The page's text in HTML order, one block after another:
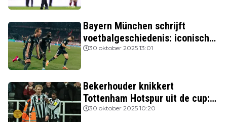
Bayern München schrijft
voetbalgeschiedenis: iconische
Nederlanders verslagen
30 oktober 2025 13:01
Bekerhouder knikkert
Tottenham Hotspur uit de cup:
drie van de vier topclubs nog in
30 oktober 2025 10:20